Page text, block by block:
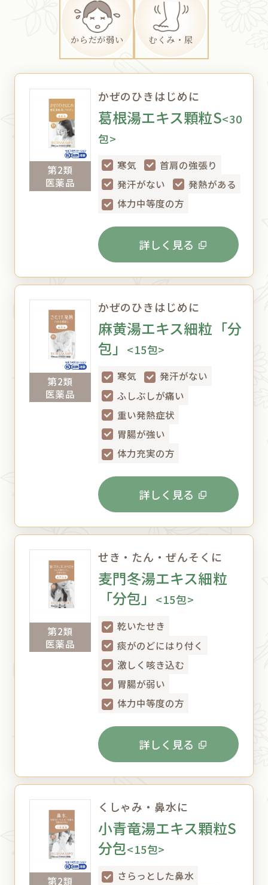
からだが弱い むくみ・尿
第2類
医薬品
かぜのひきはじめに
葛根湯エキス顆粒S<30
包>
寒気
首肩の強張り
発汗がない
発熱がある
体力中等度の方
詳しく見る
第2類
医薬品
かぜのひきはじめに
麻黄湯エキス細粒「分
包」
<15包>
寒気
発汗がない
ふしぶしが痛い
重い発熱症状
胃腸が強い
体力充実の方
詳しく見る
第2類
医薬品
せき・たん・ぜんそくに
麦門冬湯エキス細粒
「分包」
<15包>
乾いたせき
痰がのどにはり付く
激しく咳き込む
胃腸が弱い
体力中等度の方
詳しく見る
第2類
くしゃみ・鼻水に
小青竜湯エキス顆粒S
分包<15包>
さらっとした鼻水